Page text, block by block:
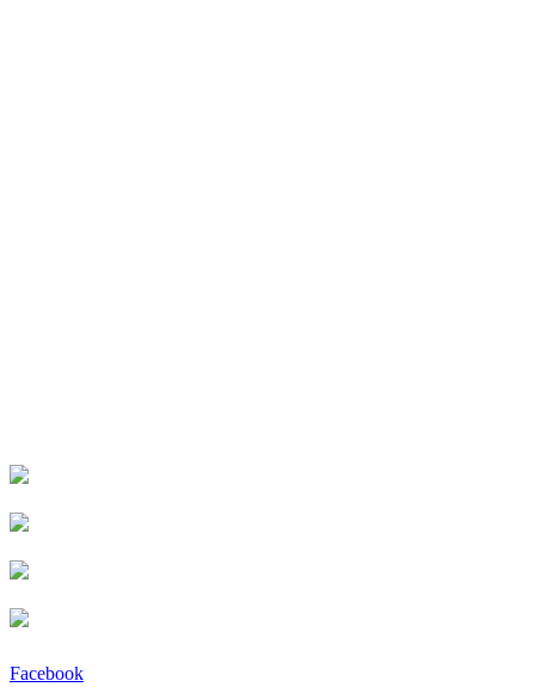
Facebook